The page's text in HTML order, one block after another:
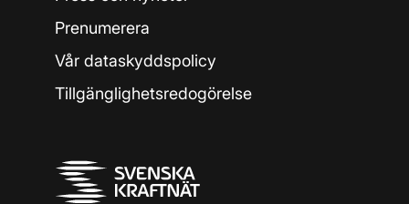
Prenumerera
Vår dataskyddspolicy
Tillgänglighetsredogörelse